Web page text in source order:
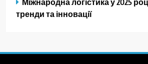
тренди та інновації